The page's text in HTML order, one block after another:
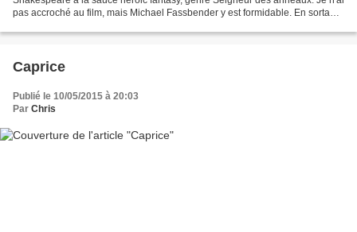
pas accroché au film, mais Michael Fassbender y est formidable. En sortant
Caprice
Publié le 10/05/2015 à 20:03
Par Chris